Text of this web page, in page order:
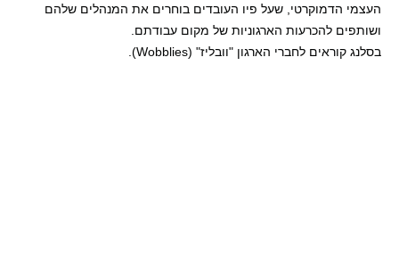
העצמי הדמוקרטי, שעל פיו העובדים בוחרים את המנהלים שלהם
ושותפים להכרעות הארגוניות של מקום עבודתם.
בסלנג קוראים לחברי הארגון "וובליז" (Wobblies).